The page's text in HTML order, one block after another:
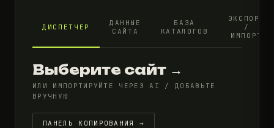
ДИСПЕТЧЕР
ДАННЫЕ
САЙТА
БАЗА
КАТАЛОГОВ
ЭКСПОРТ
/
ИМПОРТ
Выберите сайт →
ИЛИ ИМПОРТИРУЙТЕ ЧЕРЕЗ AI / ДОБАВЬТЕ
ВРУЧНУЮ
ПАНЕЛЬ КОПИРОВАНИЯ →